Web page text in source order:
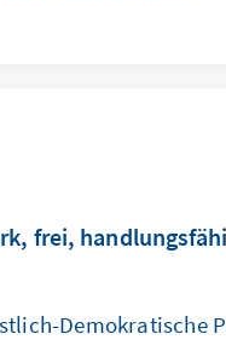
frei,
Demokratische